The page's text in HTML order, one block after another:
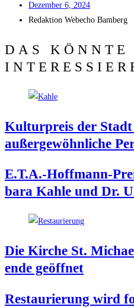
Dezem­ber 6, 2024
Redak­ti­on Web­echo Bamberg
DAS KÖNNTE
Kul­tur­preis der
außer­ge­wöhn­li­che
E.T.A.-Hoffmann-
ba­ra Kah­le und Dr.
Die Kir­che St.
en­de geöffnet
Restau­rie­rung wird